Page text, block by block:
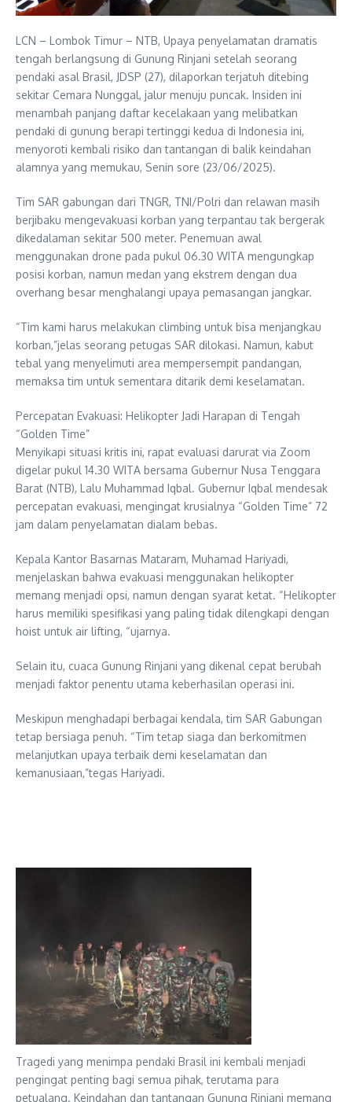
LCN – Lombok Timur – NTB, Upaya penyelamatan dramatis
tengah berlangsung di Gunung Rinjani setelah seorang
pendaki asal Brasil, JDSP (27), dilaporkan terjatuh ditebing
sekitar Cemara Nunggal, jalur menuju puncak. Insiden ini
menambah panjang daftar kecelakaan yang melibatkan
pendaki di gunung berapi tertinggi kedua di Indonesia ini,
menyoroti kembali risiko dan tantangan di balik keindahan
alamnya yang memukau, Senin sore (23/06/2025).
Tim SAR gabungan dari TNGR, TNI/Polri dan relawan masih
berjibaku mengevakuasi korban yang terpantau tak bergerak
dikedalaman sekitar 500 meter. Penemuan awal
menggunakan drone pada pukul 06.30 WITA mengungkap
posisi korban, namun medan yang ekstrem dengan dua
overhang besar menghalangi upaya pemasangan jangkar.
“Tim kami harus melakukan climbing untuk bisa menjangkau
korban,”jelas seorang petugas SAR dilokasi. Namun, kabut
tebal yang menyelimuti area mempersempit pandangan,
memaksa tim untuk sementara ditarik demi keselamatan.
Percepatan Evakuasi: Helikopter Jadi Harapan di Tengah
“Golden Time”
Menyikapi situasi kritis ini, rapat evaluasi darurat via Zoom
digelar pukul 14.30 WITA bersama Gubernur Nusa Tenggara
Barat (NTB), Lalu Muhammad Iqbal. Gubernur Iqbal mendesak
percepatan evakuasi, mengingat krusialnya “Golden Time” 72
jam dalam penyelamatan dialam bebas.
Kepala Kantor Basarnas Mataram, Muhamad Hariyadi,
menjelaskan bahwa evakuasi menggunakan helikopter
memang menjadi opsi, namun dengan syarat ketat. “Helikopter
harus memiliki spesifikasi yang paling tidak dilengkapi dengan
hoist untuk air lifting, “ujarnya.
Selain itu, cuaca Gunung Rinjani yang dikenal cepat berubah
menjadi faktor penentu utama keberhasilan operasi ini.
Meskipun menghadapi berbagai kendala, tim SAR Gabungan
tetap bersiaga penuh. “Tim tetap siaga dan berkomitmen
melanjutkan upaya terbaik demi keselamatan dan
kemanusiaan,”tegas Hariyadi.
Tragedi yang menimpa pendaki Brasil ini kembali menjadi
pengingat penting bagi semua pihak, terutama para
petualang. Keindahan dan tantangan Gunung Rinjani memang